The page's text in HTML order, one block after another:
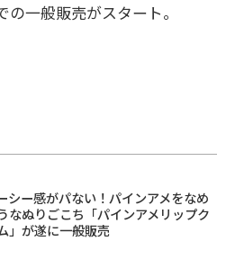
一般販売がスタート。
シー感がパない！パインアメをなめ
なぬりごこち「パインアメリップク
」が遂に一般販売